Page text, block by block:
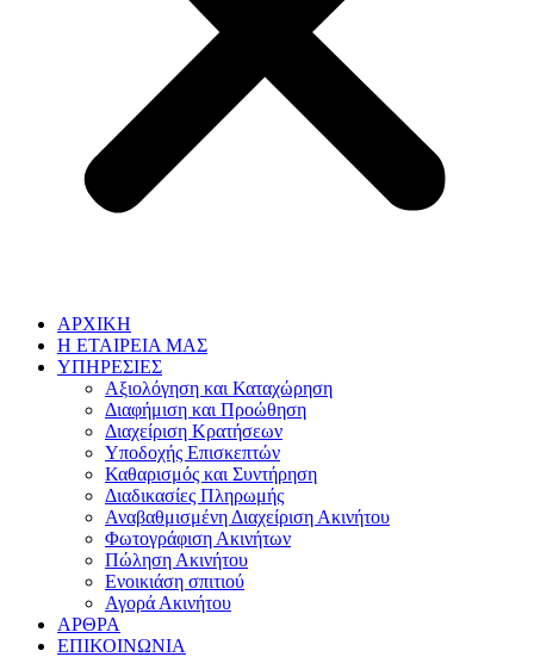
ΑΡΧΙΚΗ
Η ΕΤΑΙΡΕΙΑ ΜΑΣ
ΥΠΗΡΕΣΙΕΣ
Αξιολόγηση και Καταχώρηση
Διαφήμιση και Προώθηση
Διαχείριση Κρατήσεων
Υποδοχής Επισκεπτών
Καθαρισμός και Συντήρηση
Διαδικασίες Πληρωμής
Αναβαθμισμένη Διαχείριση Ακινήτου
Φωτογράφιση Ακινήτων
Πώληση Ακινήτου
Ενοικιάση σπιτιού
Αγορά Ακινήτου
ΑΡΘΡΑ
ΕΠΙΚΟΙΝΩΝΙΑ